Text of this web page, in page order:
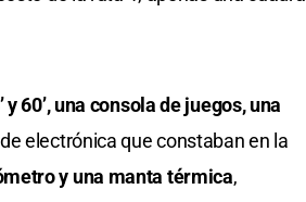
60’, una consola de juegos, una
electrónica que constaban en la
y una manta térmica,